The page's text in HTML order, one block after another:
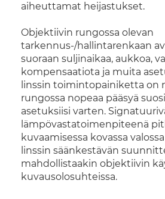
aiheuttamat heijastukset.
Objektiivin rungossa olevan
tarkennus-/hallintarenkaan
suoraan suljinaikaa, aukkoa,
kompensaatiota ja muita
linssin toimintopainiketta on
rungossa nopeaa pääsyä
asetuksiisi varten.
lämpövastatoimenpiteenä
kuvaamisessa kovassa
linssin säänkestävän
mahdollistaakin objektiivin
kuvausolosuhteissa.